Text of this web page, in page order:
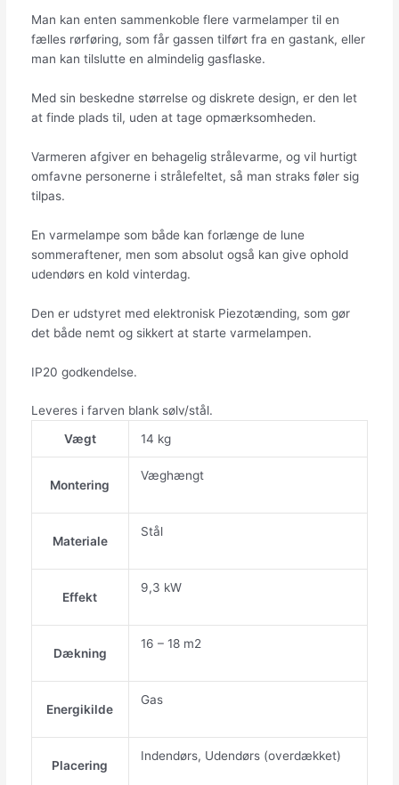
Man kan enten sammenkoble flere varmelamper til en
fælles rørføring, som får gassen tilført fra en gastank, eller
man kan tilslutte en almindelig gasflaske.
Med sin beskedne størrelse og diskrete design, er den let
at finde plads til, uden at tage opmærksomheden.
Varmeren afgiver en behagelig strålevarme, og vil hurtigt
omfavne personerne i strålefeltet, så man straks føler sig
tilpas.
En varmelampe som både kan forlænge de lune
sommeraftener, men som absolut også kan give ophold
udendørs en kold vinterdag.
Den er udstyret med elektronisk Piezotænding, som gør
det både nemt og sikkert at starte varmelampen.
IP20 godkendelse.
Leveres i farven blank sølv/stål.
Vægt
14 kg
Montering
Væghængt
Materiale
Stål
Effekt
9,3 kW
Dækning
16 – 18 m2
Energikilde
Gas
Placering
Indendørs, Udendørs (overdækket)